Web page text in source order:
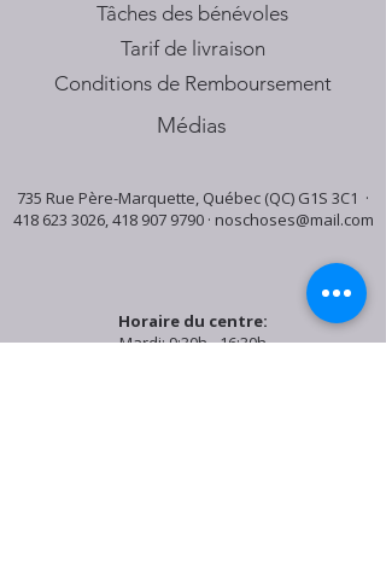
Tâches des bénévoles
Tarif de livraison
Conditions de Remboursement
Médias
735 Rue Père-Marquette, Québec (QC) G1S 3C1 ·
418 623 3026,418 907 9790· noschoses@mail.com
Horaire du centre:
Mardi: 9:30h - 16:30h